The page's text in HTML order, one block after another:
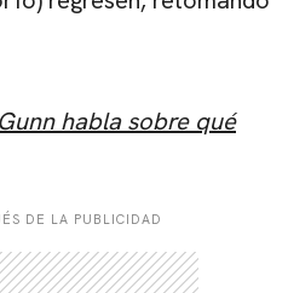
habla sobre qué
DE LA PUBLICIDAD